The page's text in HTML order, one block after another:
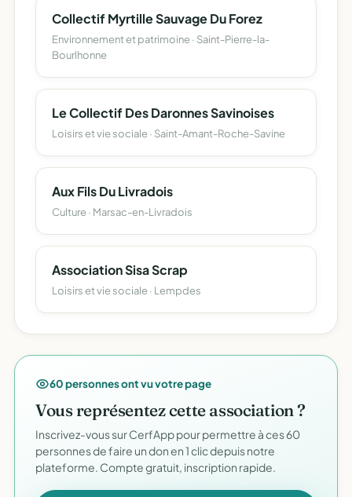
Collectif Myrtille Sauvage Du Forez
Environnement et patrimoine · Saint-Pierre-la-
Bourlhonne
Le Collectif Des Daronnes Savinoises
Loisirs et vie sociale · Saint-Amant-Roche-Savine
Aux Fils Du Livradois
Culture · Marsac-en-Livradois
Association Sisa Scrap
Loisirs et vie sociale · Lempdes
60 personnes ont vu votre page
Vous représentez cette association ?
Inscrivez-vous sur CerfApp pour permettre à ces 60
personnes de faire un don en 1 clic depuis notre
plateforme. Compte gratuit, inscription rapide.